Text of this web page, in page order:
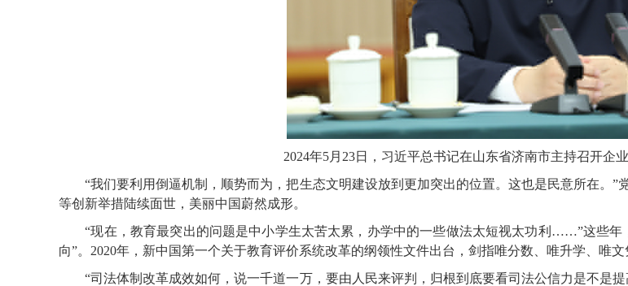
2024年5月23日，习近平总书记在山东省济南市主持召开企
“我们要利用倒逼机制，顺势而为，把生态文明建设放到更加突出的位置。这也是民意所在。”
等创新举措陆续面世，美丽中国蔚然成形。
“现在，教育最突出的问题是中小学生太苦太累，办学中的一些做法太短视太功利……”这些年
向”。2020年，新中国第一个关于教育评价系统改革的纲领性文件出台，剑指唯分数、唯升学、唯文
“司法体制改革成效如何，说一千道一万，要由人民来评判，归根到底要看司法公信力是不是提